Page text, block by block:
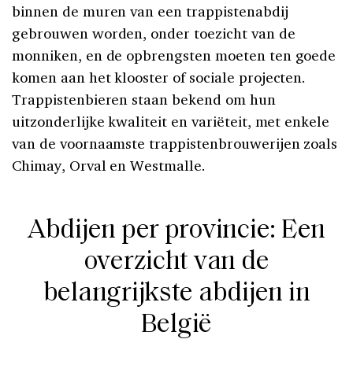
binnen de muren van een trappistenabdij
gebrouwen worden, onder toezicht van de
monniken, en de opbrengsten moeten ten goede
komen aan het klooster of sociale projecten.
Trappistenbieren staan bekend om hun
uitzonderlijke kwaliteit en variëteit, met enkele
van de voornaamste trappistenbrouwerijen zoals
Chimay, Orval en Westmalle.
Abdijen per provincie: Een
overzicht van de
belangrijkste abdijen in
België